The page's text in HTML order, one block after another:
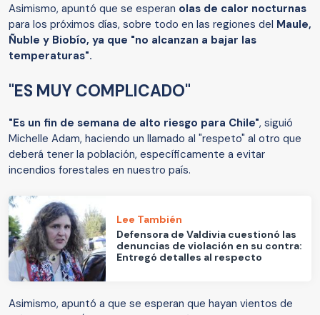
Asimismo, apuntó que se esperan olas de calor nocturnas
para los próximos días, sobre todo en las regiones del Maule,
Ñuble y Biobío, ya que "no alcanzan a bajar las
temperaturas".
"ES MUY COMPLICADO"
"Es un fin de semana de alto riesgo para Chile", siguió
Michelle Adam, haciendo un llamado al "respeto" al otro que
deberá tener la población, específicamente a evitar
incendios forestales en nuestro país.
Lee También
Defensora de Valdivia cuestionó las
denuncias de violación en su contra:
Entregó detalles al respecto
Asimismo, apuntó a que se esperan que hayan vientos de